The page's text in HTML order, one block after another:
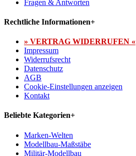
Fragen & Antworten
Rechtliche Informationen+
» VERTRAG WIDERRUFEN «
Impressum
Widerrufsrecht
Datenschutz
AGB
Cookie-Einstellungen anzeigen
Kontakt
Beliebte Kategorien+
Marken-Welten
Modellbau-Maßstäbe
Militär-Modellbau